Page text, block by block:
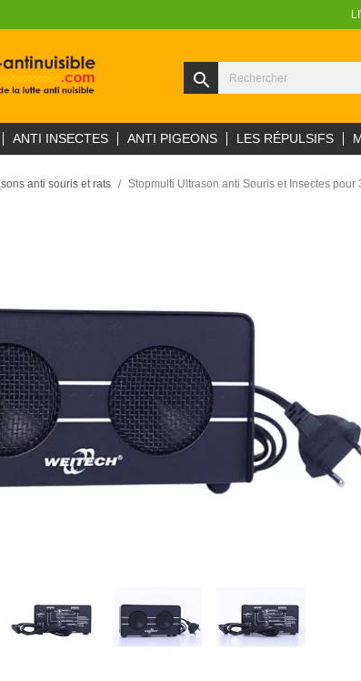
search
ANTI INSECTES ANTI PIGEONS LES RÉPULSIFS
anti souris et rats Stopmulti Ultrason anti Souris et Insectes pour